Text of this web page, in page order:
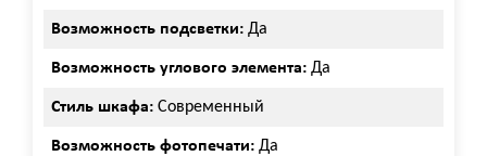
Возможность подсветки: Да
Возможность углового элемента: Да
Стиль шкафа: Современный
Возможность фотопечати: Да